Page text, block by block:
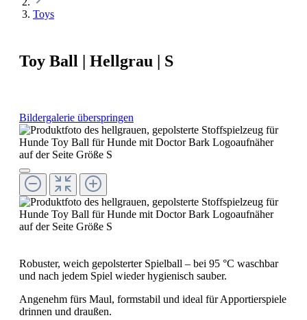
Toys
Toy Ball | Hellgrau | S
Bildergalerie überspringen
Robuster, weich gepolsterter Spielball – bei 95 °C waschbar
und nach jedem Spiel wieder hygienisch sauber.
Angenehm fürs Maul, formstabil und ideal für Apportierspiele
drinnen und draußen.